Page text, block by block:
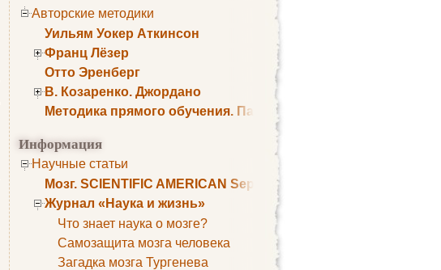
Авторские методики
Уильям Уокер Аткинсон
Франц Лёзер
Отто Эренберг
В. Козаренко. Джордано
Методика прямого обучения. Пауль Шелли
Информация
Научные статьи
Мозг. SCIENTIFIC AMERICAN September 1979
Журнал «Наука и жизнь»
Что знает наука о мозге?
Самозащита мозга человека
Загадка мозга Тургенева